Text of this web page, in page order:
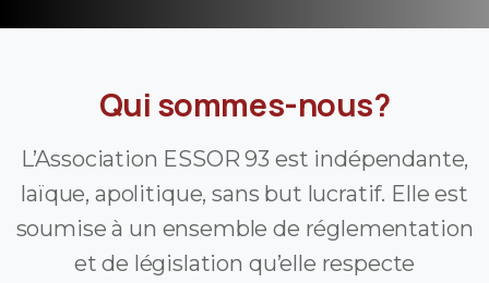
Qui sommes-nous?
L’Association ESSOR 93 est indépendante,
laïque, apolitique, sans but lucratif. Elle est
soumise à un ensemble de réglementation
et de législation qu’elle respecte